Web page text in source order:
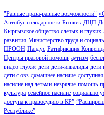
"Равные права-равные возможности"
Автобус солидарности Бишкек ДЦП
Кыргызское общество слепых и глухих
развития Министерство труда и
ПРООН Пандус Ратификация
Центры правовой помощи аутизм
видео глухие дети дети-инвалиды дети
дети с овз домашнее насилие доступная
насилие над детьми незрячие помощь
культура семейное насилие социально
доступа к правосудию в КР”
Республике”